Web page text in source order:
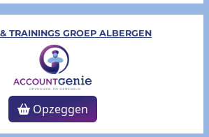
TRAININGS GROEP ALBERGEN
Opzeggen